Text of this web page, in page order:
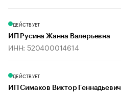
ДЕЙСТВУЕТ
ИП Русина Жанна Валерьевна
ИНН: 520400014614
ДЕЙСТВУЕТ
ИП Симаков Виктор Геннадьевич